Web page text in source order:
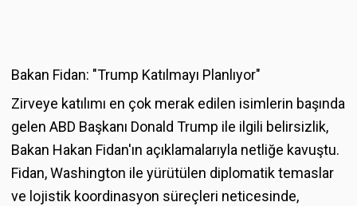
Bakan Fidan: "Trump Katılmayı Planlıyor"
Zirveye katılımı en çok merak edilen isimlerin başında
gelen ABD Başkanı Donald Trump ile ilgili belirsizlik,
Bakan Hakan Fidan'ın açıklamalarıyla netliğe kavuştu.
Fidan, Washington ile yürütülen diplomatik temaslar
ve lojistik koordinasyon süreçleri neticesinde,